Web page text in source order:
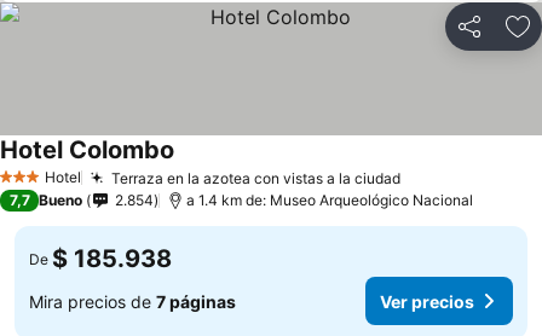
Compartir
3 Estrellas
Hotel Terraza en la azotea con vistas a la ciudadVer precios
Hotel Colombo
7,7 Bueno 2.854 a 1.4 km de: Museo Arqueológico Nacional
De $ 185.938
Mira precios de 7 páginas Ver precios